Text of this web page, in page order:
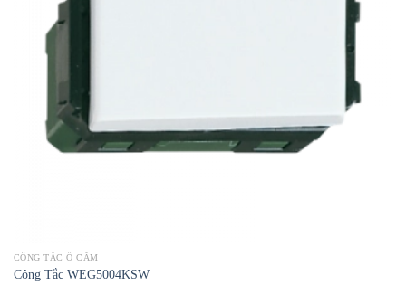
CÔNG TẮC Ổ CẮM
Công Tắc WEG5004KSW